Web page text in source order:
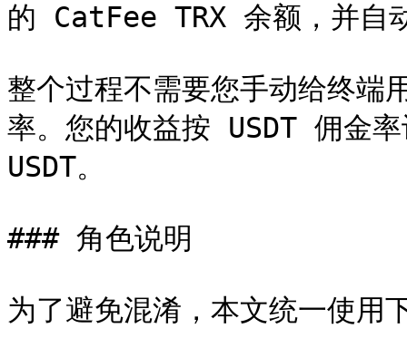
的 CatFee TRX 余额，并自
整个过程不需要您手动给终端
率。您的收益按 USDT 佣金
USDT。
### 角色说明
为了避免混淆，本文统一使用